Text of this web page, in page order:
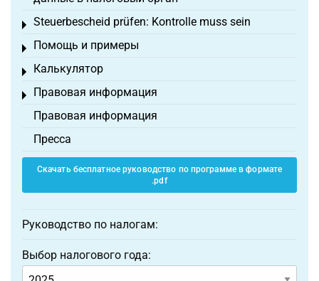
Steuerbescheid prüfen: Kontrolle muss sein
Toggle menu
Помощь и примеры
Toggle menu
Калькулятор
Toggle menu
Правовая информация
Toggle menu
Правовая информация
Пресса
Скачать бесплатное руководство по программе в формате
.pdf
Руководство по налогам:
Выбор налогового года: